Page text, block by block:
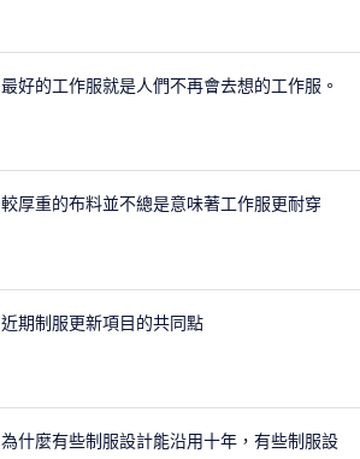
最好的工作服就是人們不再會去想的工作服。
較厚重的布料並不總是意味著工作服更耐穿
近期制服更新項目的共同點
為什麼有些制服設計能沿用十年，有些制服設